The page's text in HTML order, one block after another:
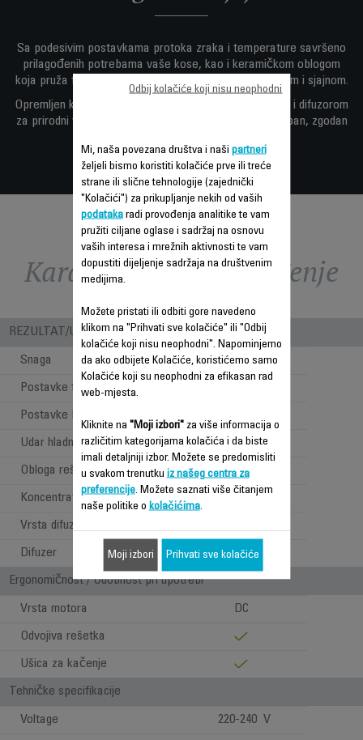
Sa podesivim postavkama protoka zraka i temperature savršeno
prilagođenih potrebama vaše kose, kao i keramičkom oblogom
koja pruža topao idar zraka i kosu ostavlja svilenkastom i sjajnom.
Opremljen koncentratorom za preciznu završnu obradu i difuzorom
za prirodni volumen kovrdžave kose, Powerline je udoban, zgodan
Karakteristike - Poređenje
REZULTAT/UPOTREBA
Snaga 2300
Postavke temperature
Postavke brzine
Udar hladnog zraka
Obloga rešetke Keramika
Koncentrator
Vrsta difuzera
Difuzer
Ergonomičnost / Udobnost pri upotrebi
Vrsta motora DC
Odvojiva rešetka
Ušica za kačenje
Tehničke specifikacije
Voltage 220-240 V
Mi, naša povezana društva i naši partneri
željeli bismo koristiti kolačiće prve ili treće
strane ili slične tehnologije (zajednički
"Kolačići") za prikupljanje nekih od vaših
podatakaradi provođenja analitike te vam
pružiti ciljane oglase i sadržaj na osnovu
vaših interesa i mrežnih aktivnosti te vam
dopustiti dijeljenje sadržaja na društvenim
medijima.
Možete pristati ili odbiti gore navedeno
klikom na "Prihvati sve kolačiće" ili "Odbij
kolačiće koji nisu neophodni". Napominjemo
da ako odbijete Kolačiće, koristićemo samo
Kolačiće koji su neophodni za efikasan rad
web-mjesta.
Kliknite na "Moji izbori"za više informacija o
različitim kategorijama kolačića i da biste
imali detaljniji izbor. Možete se predomisliti
u svakom trenutku iz našeg centra za
preferencije. Možete saznati više čitanjem
naše politike o kolačićima.
Odbij kolačiće koji nisu neophodni
Moji izbori Prihvati sve kolačiće